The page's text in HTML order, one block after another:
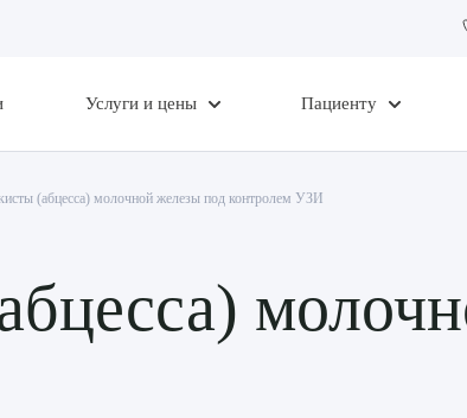
Услуги и цены Пациенту
(абцесса) молочной железы под контролем УЗИ